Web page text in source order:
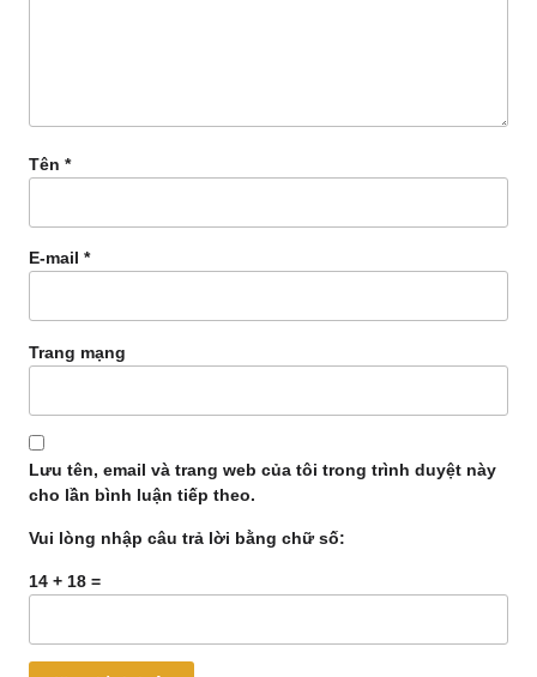
Tên *
E-mail *
Trang mạng
Lưu tên, email và trang web của tôi trong trình duyệt này
cho lần bình luận tiếp theo.
Vui lòng nhập câu trả lời bằng chữ số:
14 + 18 =